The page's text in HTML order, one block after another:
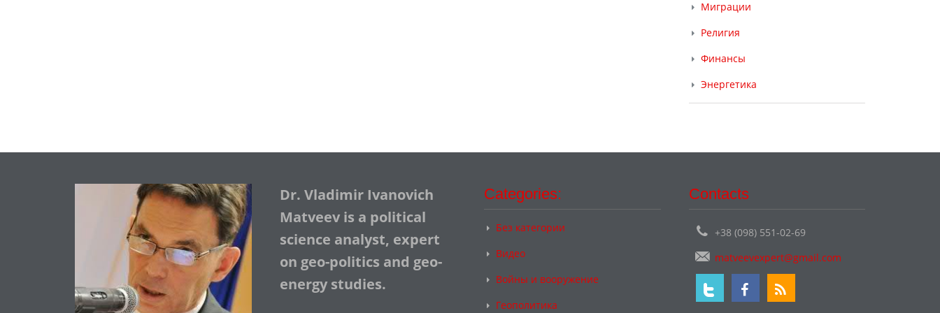
Миграции
Религия
Финансы
Энергетика
Dr. Vladimir Ivanovich
Matveev is a political
science analyst, expert
on geo-politics and geo-
energy studies.
Categories:
Без категории
Видео
Войны и вооружение
Геополитика
Contacts
+38 (098) 551-02-69
matveevexpert@gmail.com